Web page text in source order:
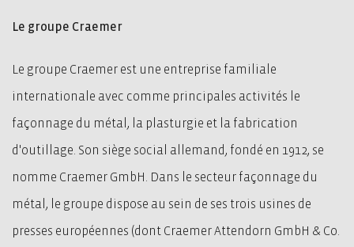
Le groupe Craemer
Le groupe Craemer est une entreprise familiale
internationale avec comme principales activités le
façonnage du métal, la plasturgie et la fabrication
d'outillage. Son siège social allemand, fondé en 1912, se
nomme Craemer GmbH. Dans le secteur façonnage du
métal, le groupe dispose au sein de ses trois usines de
presses européennes (dont Craemer Attendorn GmbH & Co.